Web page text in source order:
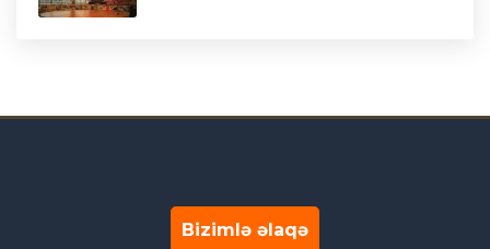
Bizimlə əlaqə